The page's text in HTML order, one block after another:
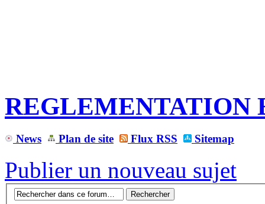
REGLEMENTATION
News Plan de site Flux RSS Sitemap
Publier un nouveau sujet